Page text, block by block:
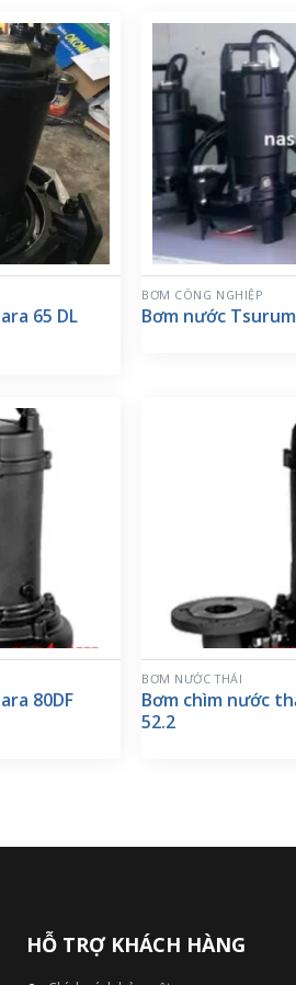
65 DL
BƠM CÔNG NGHIỆP
Bơm nước
80DF
BƠM NƯỚC THẢI
Bơm chìm nước
52.2
HỖ TRỢ KHÁCH HÀNG